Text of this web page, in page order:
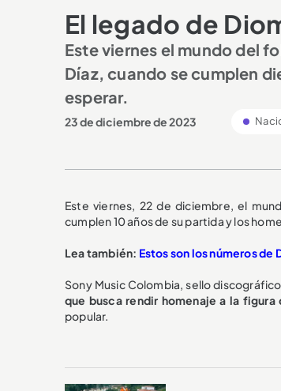
El legado de
Este viernes el mundo del
Díaz, cuando se cumplen
esperar.
23 de diciembre de 2023
Este viernes, 22 de diciembre, el
cumplen 10 años de su partida y los
Lea también: Estos son los números de
Sony Music Colombia, sello
que busca rendir homenaje a la figura
popular.